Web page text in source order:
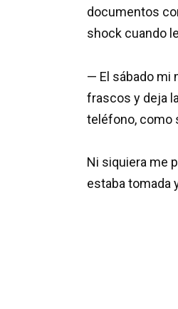
documentos
shock cuando
— El sábado mi
frascos y deja
teléfono, como
Ni siquiera me
estaba tomada